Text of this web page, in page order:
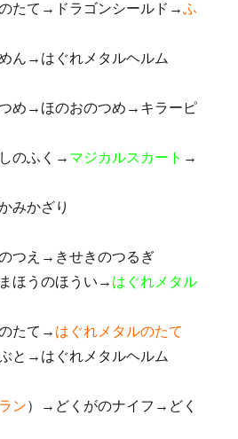
たて→ドラゴンシールド→ふ
ん→はぐれメタルヘルム
め→ほのおのつめ→キラーピ
のふく→ マジカルスカート →
みかざり
つえ→きせきのつるぎ
ほうのほうい→ はぐれメタル
たて→ はぐれメタルのたて
と→はぐれメタルヘルム
ン）→どくがのナイフ→どく